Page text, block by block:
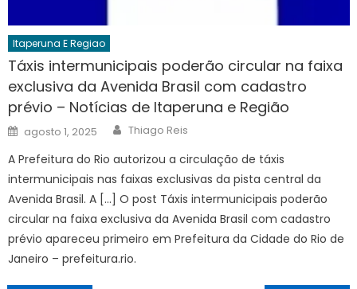
Itaperuna E Regiao
Táxis intermunicipais poderão circular na faixa
exclusiva da Avenida Brasil com cadastro
prévio – Notícias de Itaperuna e Região
Posted
on
agosto 1, 2025 Author
Thiago Reis
A Prefeitura do Rio autorizou a circulação de táxis
intermunicipais nas faixas exclusivas da pista central da
Avenida Brasil. A […] O post Táxis intermunicipais poderão
circular na faixa exclusiva da Avenida Brasil com cadastro
prévio apareceu primeiro em Prefeitura da Cidade do Rio de
Janeiro – prefeitura.rio.